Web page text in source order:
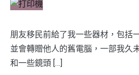
朋友移民前給了我一些器材，包括
並會轉贈他人的舊電腦，一部我久
和一些鏡頭 […]